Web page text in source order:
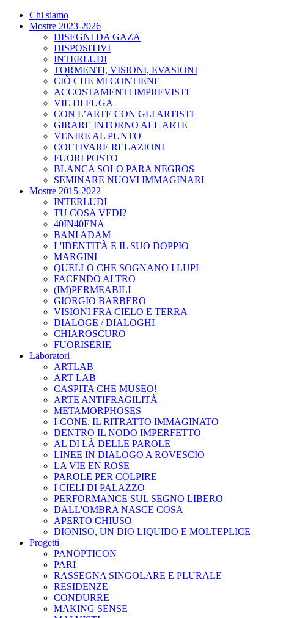
Chi siamo
Mostre 2023-2026
DISEGNI DA GAZA
DISPOSITIVI
INTERLUDI
TORMENTI, VISIONI, EVASIONI
CIÒ CHE MI CONTIENE
ACCOSTAMENTI IMPREVISTI
VIE DI FUGA
CON L’ARTE CON GLI ARTISTI
GIRARE INTORNO ALL'ARTE
VENIRE AL PUNTO
COLTIVARE RELAZIONI
FUORI POSTO
BLANCA SOLO PARA NEGROS
SEMINARE NUOVI IMMAGINARI
Mostre 2015-2022
INTERLUDI
TU COSA VEDI?
40IN40ENA
BANI ADAM
L'IDENTITÀ E IL SUO DOPPIO
MARGINI
QUELLO CHE SOGNANO I LUPI
FACENDO ALTRO
(IM)PERMEABILI
GIORGIO BARBERO
VISIONI FRA CIELO E TERRA
DIALOGE / DIALOGHI
CHIAROSCURO
FUORISERIE
Laboratori
ARTLAB
ART LAB
CASPITA CHE MUSEO!
ARTE ANTIFRAGILITÀ
METAMORPHOSES
I-CONE, IL RITRATTO IMMAGINATO
DENTRO IL NODO IMPERFETTO
AL DI LÀ DELLE PAROLE
LINEE IN DIALOGO A ROVESCIO
LA VIE EN ROSE
PAROLE PER COLPIRE
I CIELI DI PALAZZO
PERFORMANCE SUL SEGNO LIBERO
DALL'OMBRA NASCE COSA
APERTO CHIUSO
DIONISO, UN DIO LIQUIDO E MOLTEPLICE
Progetti
PANOPTICON
PARI
RASSEGNA SINGOLARE E PLURALE
RESIDENZE
CONDURRE
MAKING SENSE